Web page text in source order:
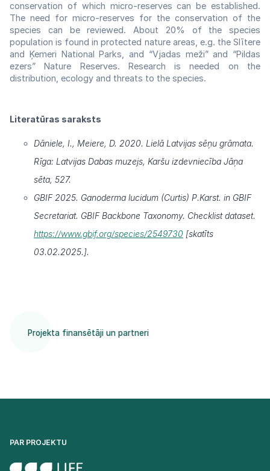
conservation of which micro-reserves can be established.
The need for micro-reserves for the conservation of the
species can be reviewed. About 20% of the species
population is found in protected nature areas, e.g. the Slītere
and Ķemeri National Parks, and “Vjadas meži” and “Pildas
ezers” Nature Reserves. Research is needed on the
distribution, ecology and threats to the species.
Literatūras saraksts
Dāniele, I., Meiere, D. 2020. Lielā Latvijas sēņu grāmata.
Rīga: Latvijas Dabas muzejs, Karšu izdevniecība Jāņa
sēta, 527.
GBIF 2025. Ganoderma lucidum (Curtis) P.Karst. in GBIF
Secretariat. GBIF Backbone Taxonomy. Checklist dataset.
https://www.gbif.org/species/2549730 [skatīts
03.02.2025.].
Projekta finansētāji un partneri
PAR PROJEKTU